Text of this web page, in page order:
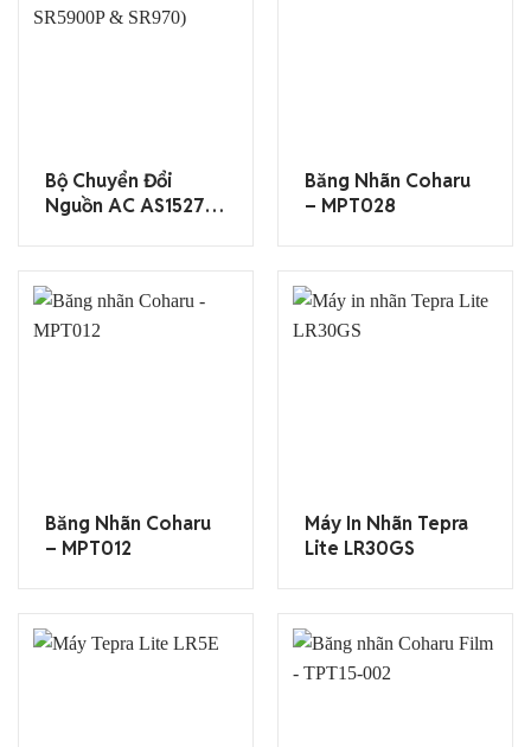
Bộ Chuyển Đổi
Nguồn AC AS1527J
Băng Nhãn Coharu
– MPT028
Băng Nhãn Coharu
– MPT012
Máy In Nhãn Tepra
Lite LR30GS